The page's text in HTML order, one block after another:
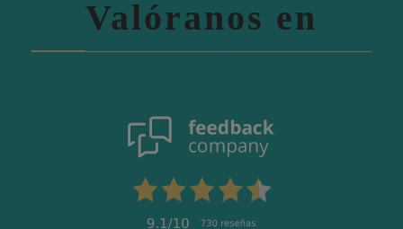
Valóranos en